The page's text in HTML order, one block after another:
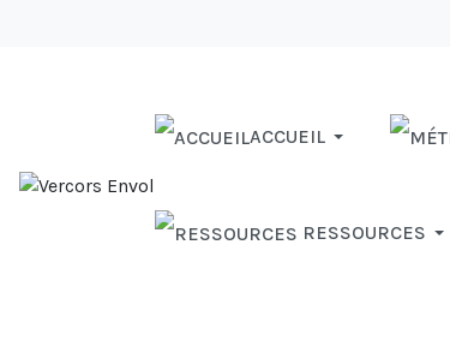
ACCUEIL
RESSOURCES